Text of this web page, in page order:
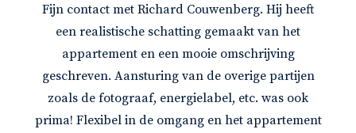
Fijn contact met Richard Couwenberg. Hij heeft
een realistische schatting gemaakt van het
appartement en een mooie omschrijving
geschreven. Aansturing van de overige partijen
zoals de fotograaf, energielabel, etc. was ook
prima! Flexibel in de omgang en het appartement